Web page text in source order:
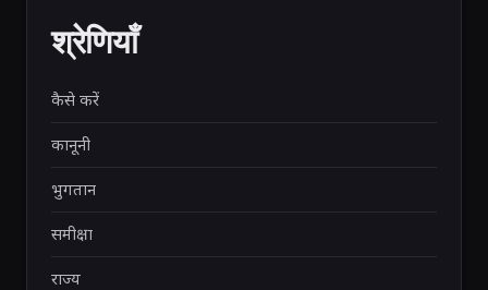
श्रेणियाँ
कैसे करें
कानूनी
भुगतान
समीक्षा
राज्य